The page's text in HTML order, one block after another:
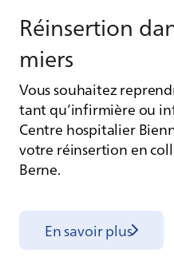
Ré­in­ser­tion
miers
Vous souhaitez
tant qu’infirmière ou
Centre hospitalier
votre réinsertion en
Berne.
En savoir plus